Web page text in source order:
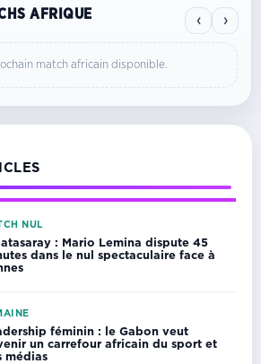
AFRIQUE ‹ ›
match africain disponible.
NUL
: Mario Lemina dispute 45
dans le nul spectaculaire face à
féminin : le Gabon veut
un carrefour africain du sport et
médias